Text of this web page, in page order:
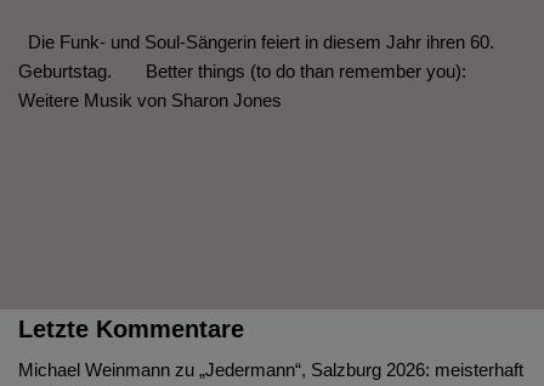
Die Funk- und Soul-Sängerin feiert in diesem Jahr ihren 60.
Geburtstag. Better things (to do than remember you):
Weitere Musik von Sharon Jones
Letzte Kommentare
Michael Weinmann zu „Jedermann“, Salzburg 2026: meisterhaft